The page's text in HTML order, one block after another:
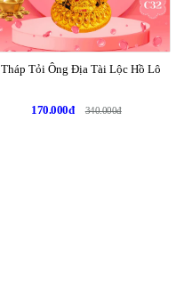
Tháp Tỏi Ông Địa Tài Lộc Hồ Lô
170.000đ 340.000đ